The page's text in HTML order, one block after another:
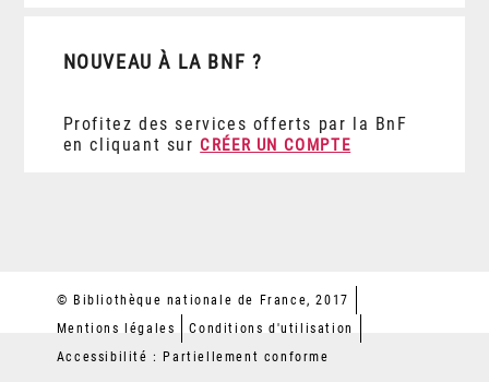
NOUVEAU À LA BNF ?
Profitez des services offerts par la BnF
en cliquant sur CRÉER UN COMPTE
© Bibliothèque nationale de France, 2017
Mentions légales
Conditions d'utilisation
Accessibilité : Partiellement conforme